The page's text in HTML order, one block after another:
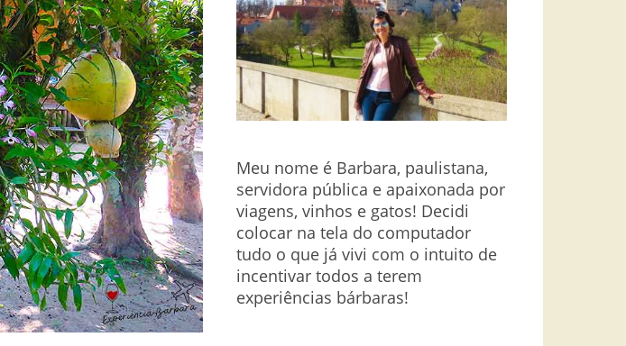
Meu nome é Barbara, paulistana,
servidora pública e apaixonada por
viagens, vinhos e gatos! Decidi
colocar na tela do computador
tudo o que já vivi com o intuito de
incentivar todos a terem
experiências bárbaras!